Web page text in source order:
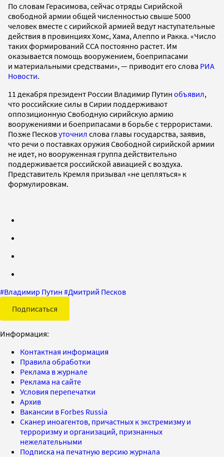
По словам Герасимова, сейчас отряды Сирийской
свободной армии общей численностью свыше 5000
человек вместе с сирийской армией ведут наступательные
действия в провинциях Хомс, Хама, Алеппо и Ракка. «Число
таких формирований ССА постоянно растет. Им
оказывается помощь вооружением, боеприпасами
и материальными средствами», — приводит его слова РИА
Новости.
11 декабря президент России Владимир Путин объявил,
что российские силы в Сирии поддерживают
оппозиционную Свободную сирийскую армию
вооружениями и боеприпасами в борьбе с террористами.
Позже Песковуточнил слова главы государства, заявив,
что речи о поставках оружия Свободной сирийской армии
не идет, но вооруженная группа действительно
поддерживается российской авиацией с воздуха.
Представитель Кремля призывал «не цепляться» к
формулировкам.
#Владимир Путин #Дмитрий Песков
Подписаться
Информация:
Контактная информация
Правила обработки
Реклама в журнале
Реклама на сайте
Условия перепечатки
Архив
Вакансии в Forbes Russia
Сканер иноагентов, причастных к экстремизму и
терроризму и организаций, признанных
нежелательными
Подписка на печатную версию журнала